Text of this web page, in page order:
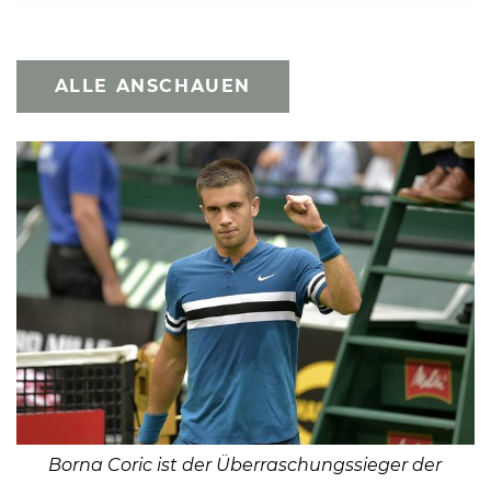
ALLE ANSCHAUEN
Borna Coric ist der Überraschungssieger der